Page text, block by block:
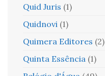
Quid Juris (1)
Quidnovi (1)
Quimera Editores (2)
Quinta Essência (1)